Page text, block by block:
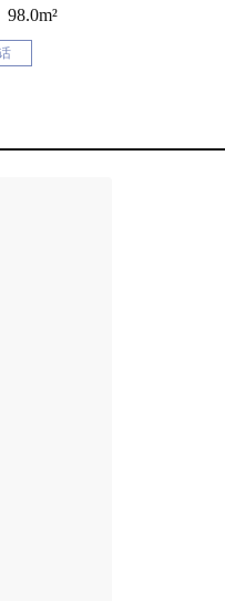
98.0m²